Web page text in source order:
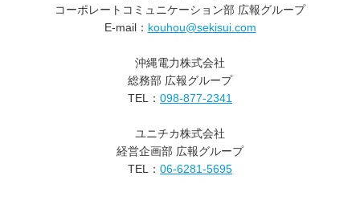
コーポレートコミュニケーション部 広報グループ
E-mail： kouhou@sekisui.com
沖縄電力株式会社
総務部 広報グループ
TEL： 098-877-2341
ユニチカ株式会社
経営企画部 広報グループ
TEL： 06-6281-5695